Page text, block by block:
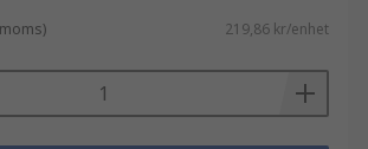
219,86 kr/enhet